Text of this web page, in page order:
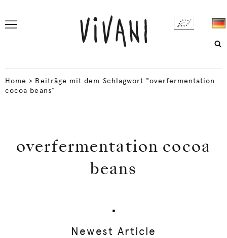
Home > Beiträge mit dem Schlagwort "overfermentation
cocoa beans"
overfermentation cocoa
beans
Newest Article